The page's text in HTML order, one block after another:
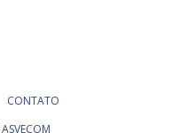
CONTATO
ASVECOM